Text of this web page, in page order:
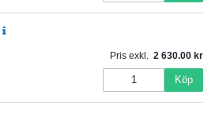
Pris exkl. 2 630.00
Köp